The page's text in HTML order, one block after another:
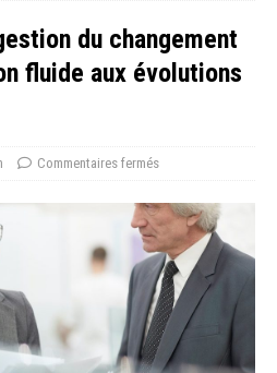
du changement
fluide aux évolutions
Commentaires fermés